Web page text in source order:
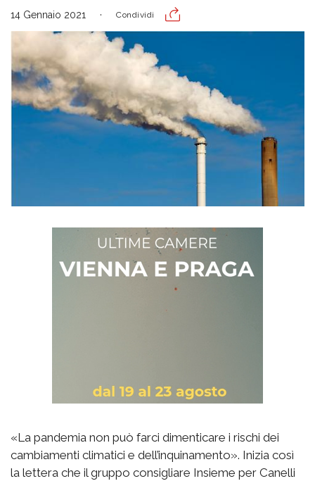
14 Gennaio 2021 Condividi
«La pandemia non può farci dimenticare i rischi dei
cambiamenti climatici e dell’inquinamento». Inizia così
la lettera che il gruppo consigliare Insieme per Canelli